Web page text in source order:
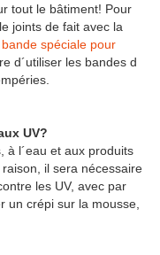
tout le bâtiment! Pour
joints de fait avec la
spéciale pour
d´utiliser les bandes d
UV?
à l´eau et aux produits
il sera nécessaire
les UV, avec par
un crépi sur la mousse,